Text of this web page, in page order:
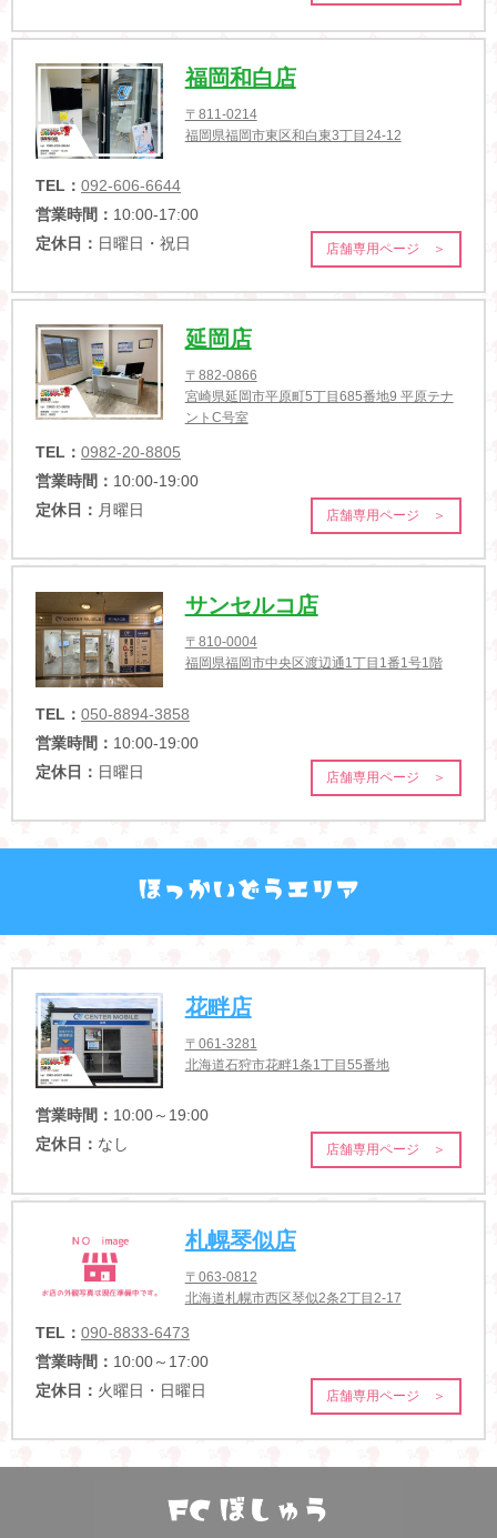
福岡和白店
〒811-0214
福岡県福岡市東区和白東3丁目24-12
TEL： 092-606-6644
営業時間： 10:00-17:00
定休日： 日曜日・祝日 店舗専用ページ ＞
延岡店
〒882-0866
宮崎県延岡市平原町5丁目685番地9 平原テナ
ントC号室
TEL： 0982-20-8805
営業時間： 10:00-19:00
定休日： 月曜日 店舗専用ページ ＞
サンセルコ店
〒810-0004
福岡県福岡市中央区渡辺通1丁目1番1号1階
TEL： 050-8894-3858
営業時間： 10:00-19:00
定休日： 日曜日 店舗専用ページ ＞
花畔店
〒061-3281
北海道石狩市花畔1条1丁目55番地
営業時間： 10:00～19:00
定休日： なし 店舗専用ページ ＞
札幌琴似店
〒063-0812
北海道札幌市西区琴似2条2丁目2-17
TEL： 090-8833-6473
営業時間： 10:00～17:00
定休日： 火曜日・日曜日 店舗専用ページ ＞